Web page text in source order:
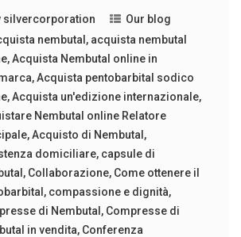
silvercorporation
Our blog
nembutal , acquista nembutal
,Acquista Nembutal online in
,Acquista pentobarbital sodico
,Acquista un'edizione internazionale,
Nembutal online Relatore
,Acquisto di Nembutal ,
domiciliare, capsule di
, Collaborazione, Come ottenere il
, compassione e dignità,
di Nembutal , Compresse di
in vendita, Conferenza